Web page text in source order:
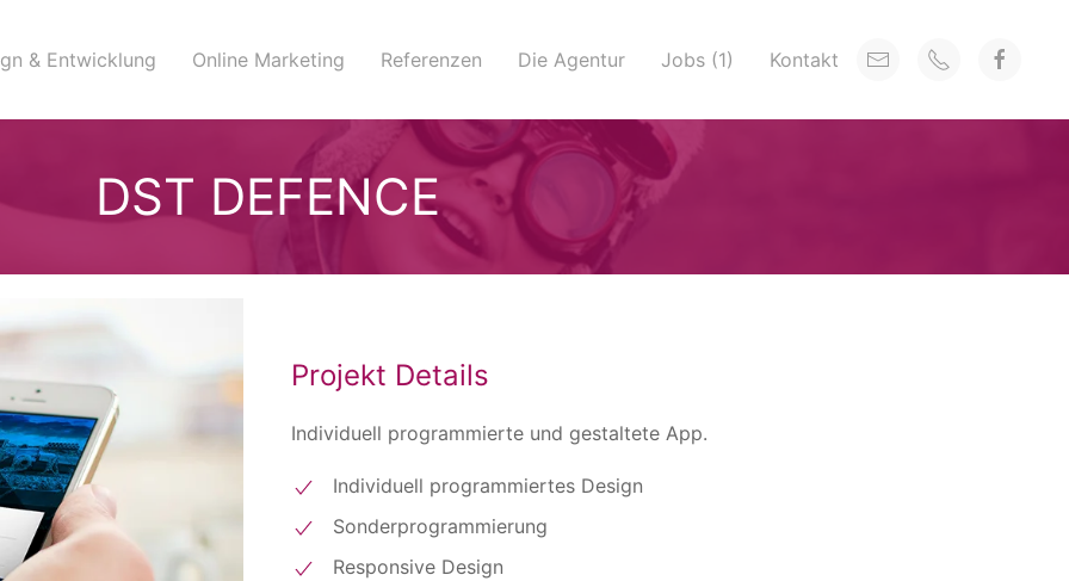
& Entwicklung Online Marketing Referenzen Die Agentur Jobs (1) Kontakt
DST DEFENCE
Projekt Details
Individuell programmierte und gestaltete App.
Individuell programmiertes Design
Sonderprogrammierung
Responsive Design